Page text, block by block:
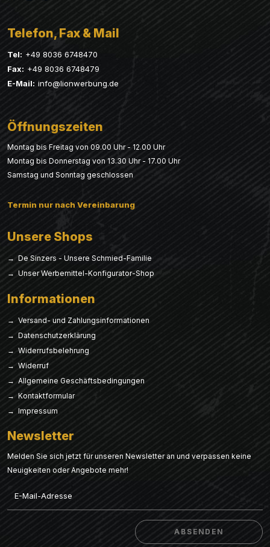
Telefon, Fax & Mail
Tel: +49 8036 6748470
Fax: +49 8036 6748479
E-Mail: info@lionwerbung.de
Öffnungszeiten
Montag bis Freitag von 09.00 Uhr - 12.00 Uhr
Montag bis Donnerstag von 13.30 Uhr - 17.00 Uhr
Samstag und Sonntag geschlossen
Termin nur nach Vereinbarung
Unsere Shops
→ De Sinzers - Unsere Schmied-Familie
→ Unser Werbemittel-Konfigurator-Shop
Informationen
→ Versand- und Zahlungsinformationen
→ Datenschutzerklärung
→ Widerrufsbelehrung
→ Widerruf
→ Allgemeine Geschäftsbedingungen
→ Kontaktformular
→ Impressum
Newsletter
Melden Sie sich jetzt für unseren Newsletter an und verpassen keine
Neuigkeiten oder Angebote mehr!
ABSENDEN
ABSENDEN